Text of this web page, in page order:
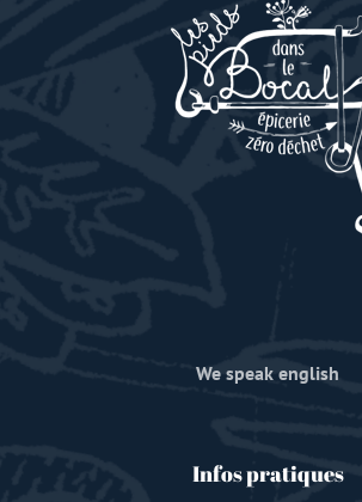
We speak english
Infos pratiques